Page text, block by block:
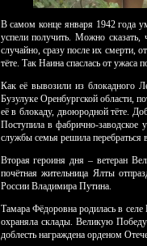
В самом конце января 1942 года
успели получить. Можно
случайно, сразу после их смерти,
тёте. Так Наина спаслась от ужаса
Как её вывозили из блокадного
Бузулуке Оренбургской области,
её в блокаду, двоюродной тёте.
Поступила в фабрично-
службы семья решила перебраться
Вторая героиня дня – ветеран
почётная жительница Ялты
России Владимира Путина.
Тамара Фёдоровна родилась в
охраняла склады. Великую Победу
доблесть награждена орденом